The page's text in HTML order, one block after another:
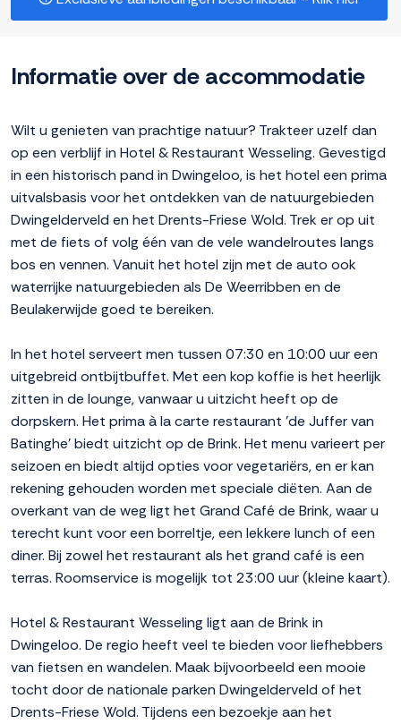
Informatie over de accommodatie
Wilt u genieten van prachtige natuur? Trakteer uzelf dan
op een verblijf in Hotel & Restaurant Wesseling. Gevestigd
in een historisch pand in Dwingeloo, is het hotel een prima
uitvalsbasis voor het ontdekken van de natuurgebieden
Dwingelderveld en het Drents-Friese Wold. Trek er op uit
met de fiets of volg één van de vele wandelroutes langs
bos en vennen. Vanuit het hotel zijn met de auto ook
waterrijke natuurgebieden als De Weerribben en de
Beulakerwijde goed te bereiken.
In het hotel serveert men tussen 07:30 en 10:00 uur een
uitgebreid ontbijtbuffet. Met een kop koffie is het heerlijk
zitten in de lounge, vanwaar u uitzicht heeft op de
dorpskern. Het prima à la carte restaurant 'de Juffer van
Batinghe' biedt uitzicht op de Brink. Het menu varieert per
seizoen en biedt altijd opties voor vegetariërs, en er kan
rekening gehouden worden met speciale diëten. Aan de
overkant van de weg ligt het Grand Café de Brink, waar u
terecht kunt voor een borreltje, een lekkere lunch of een
diner. Bij zowel het restaurant als het grand café is een
terras. Roomservice is mogelijk tot 23:00 uur (kleine kaart).
Hotel & Restaurant Wesseling ligt aan de Brink in
Dwingeloo. De regio heeft veel te bieden voor liefhebbers
van fietsen en wandelen. Maak bijvoorbeeld een mooie
tocht door de nationale parken Dwingelderveld of het
Drents-Friese Wold. Tijdens een bezoekje aan het